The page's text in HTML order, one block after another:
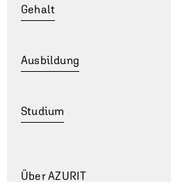
Gehalt
Ausbildung
Studium
Über AZURIT